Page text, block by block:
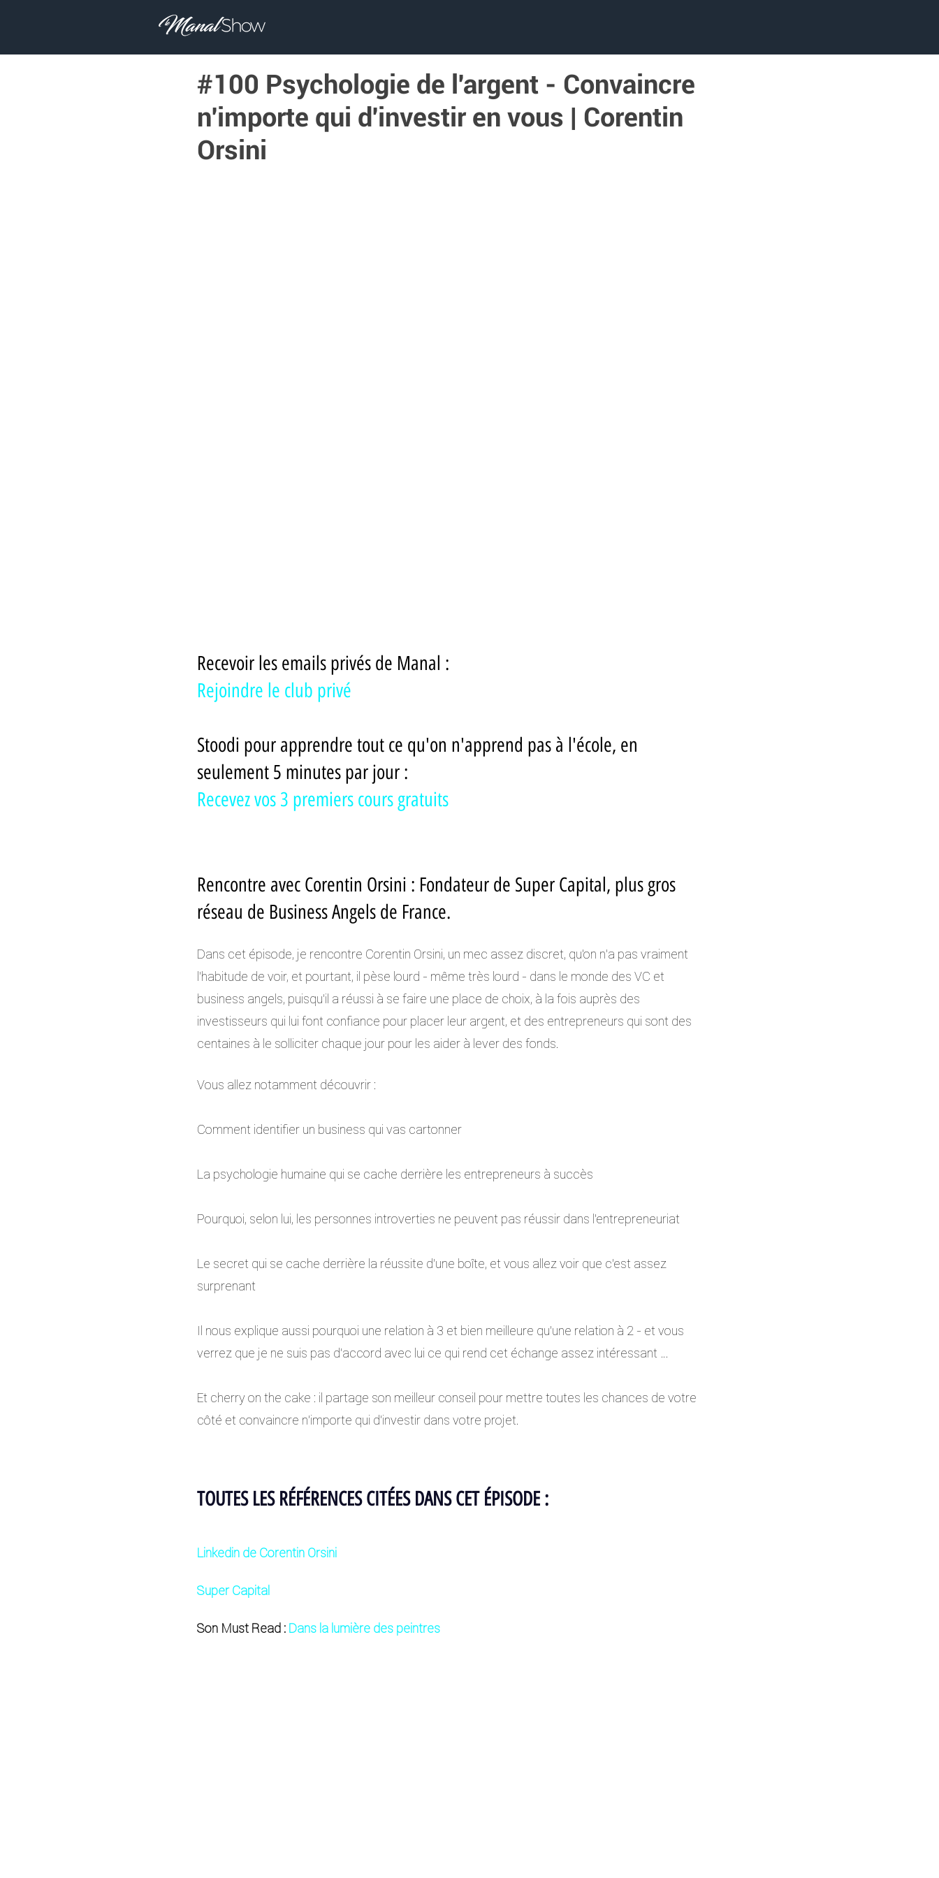
#100 Psychologie de l'argent - Convaincre
n'importe qui d'investir en vous | Corentin
Orsini
Recevoir les emails privés de Manal :
Rejoindre le club privé
Stoodi pour apprendre tout ce qu'on n'apprend pas à l'école, en
seulement 5 minutes par jour :
Recevez vos 3 premiers cours gratuits
Rencontre avec Corentin Orsini : Fondateur de Super Capital, plus gros
réseau de Business Angels de France.
Dans cet épisode, je rencontre Corentin Orsini, un mec assez discret, qu’on n’a pas vraiment
l’habitude de voir, et pourtant, il pèse lourd - même très lourd - dans le monde des VC et
business angels, puisqu’il a réussi à se faire une place de choix, à la fois auprès des
investisseurs qui lui font confiance pour placer leur argent, et des entrepreneurs qui sont des
centaines à le solliciter chaque jour pour les aider à lever des fonds.
Vous allez notamment découvrir :
Comment identifier un business qui vas cartonner
La psychologie humaine qui se cache derrière les entrepreneurs à succès
Pourquoi, selon lui, les personnes introverties ne peuvent pas réussir dans l'entrepreneuriat
Le secret qui se cache derrière la réussite d’une boîte, et vous allez voir que c’est assez
surprenant
Il nous explique aussi pourquoi une relation à 3 et bien meilleure qu’une relation à 2 - et vous
verrez que je ne suis pas d’accord avec lui ce qui rend cet échange assez intéressant …
Et cherry on the cake : il partage son meilleur conseil pour mettre toutes les chances de votre
côté et convaincre n’importe qui d’investir dans votre projet.
TOUTES LES RÉFÉRENCES CITÉES DANS CET ÉPISODE :
Linkedin de Corentin Orsini
Super Capital
Son Must Read : Dans la lumière des peintres